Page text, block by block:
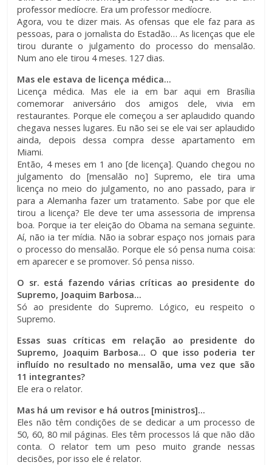
professor medíocre. Era um professor medíocre.
Agora, vou te dizer mais. As ofensas que ele faz para as
pessoas, para o jornalista do Estadão… As licenças que ele
tirou durante o julgamento do processo do mensalão.
Num ano ele tirou 4 meses. 127 dias.
Mas ele estava de licença médica…
Licença médica. Mas ele ia em bar aqui em Brasília
comemorar aniversário dos amigos dele, vivia em
restaurantes. Porque ele começou a ser aplaudido quando
chegava nesses lugares. Eu não sei se ele vai ser aplaudido
ainda, depois dessa compra desse apartamento em
Miami.
Então, 4 meses em 1 ano [de licença]. Quando chegou no
julgamento do [mensalão no] Supremo, ele tira uma
licença no meio do julgamento, no ano passado, para ir
para a Alemanha fazer um tratamento. Sabe por que ele
tirou a licença? Ele deve ter uma assessoria de imprensa
boa. Porque ia ter eleição do Obama na semana seguinte.
Aí, não ia ter mídia. Não ia sobrar espaço nos jornais para
o processo do mensalão. Porque ele só pensa numa coisa:
em aparecer e se promover. Só pensa nisso.
O sr. está fazendo várias críticas ao presidente do
Supremo, Joaquim Barbosa…
Só ao presidente do Supremo. Lógico, eu respeito o
Supremo.
Essas suas críticas em relação ao presidente do
Supremo, Joaquim Barbosa… O que isso poderia ter
influído no resultado no mensalão, uma vez que são
11 integrantes?
Ele era o relator.
Mas há um revisor e há outros [ministros]…
Eles não têm condições de se dedicar a um processo de
50, 60, 80 mil páginas. Eles têm processos lá que não dão
conta. O relator tem um peso muito grande nessas
decisões, por isso ele é relator.